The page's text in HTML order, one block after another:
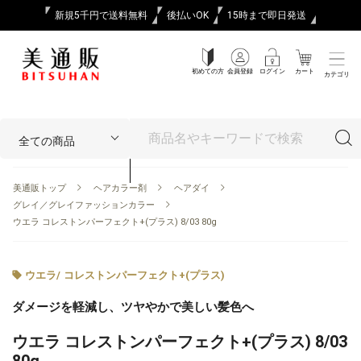
新規5千円で送料無料 後払いOK 15時まで即日発送
初めての方 会員登録 ログイン カート カテゴリ
美通販トップ ヘアカラー剤
ヘアダイ
グレイ／グレイファッションカラー
ウエラ コレストンパーフェクト+(プラス) 8/03 80g
ウエラ/ コレストンパーフェクト+(プラス)
ダメージを軽減し、ツヤやかで美しい髪色へ
ウエラ コレストンパーフェクト+(プラス) 8/03